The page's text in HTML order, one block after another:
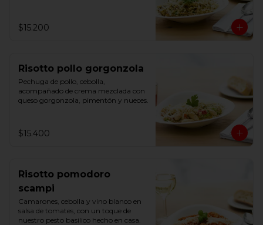
$15.200
Risotto pollo gorgonzola
Pechuga de pollo, cebolla,
acompañado de crema mezclada con
queso gorgonzola, pimentón y nueces.
$15.400
Risotto pomodoro
scampi
Camarones, cebolla y vino blanco en
salsa de tomates, con un toque de
nuestro pesto basilico hecho en casa.